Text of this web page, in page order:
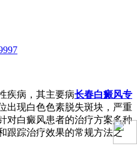
疾病，其主要病长春白癜风专
出现白色色素脱失斑块，严重
对白癜风患者的治疗方案多种
跟踪治疗效果的常规方法之